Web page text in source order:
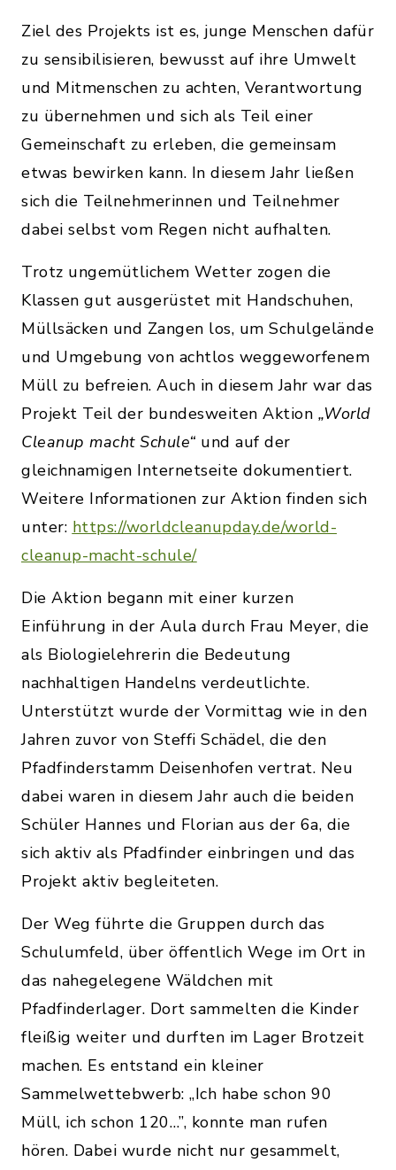
Ziel des Projekts ist es, junge Menschen dafür
zu sensibilisieren, bewusst auf ihre Umwelt
und Mitmenschen zu achten, Verantwortung
zu übernehmen und sich als Teil einer
Gemeinschaft zu erleben, die gemeinsam
etwas bewirken kann. In diesem Jahr ließen
sich die Teilnehmerinnen und Teilnehmer
dabei selbst vom Regen nicht aufhalten.
Trotz ungemütlichem Wetter zogen die
Klassen gut ausgerüstet mit Handschuhen,
Müllsäcken und Zangen los, um Schulgelände
und Umgebung von achtlos weggeworfenem
Müll zu befreien. Auch in diesem Jahr war das
Projekt Teil der bundesweiten Aktion „World
Cleanup macht Schule“ und auf der
gleichnamigen Internetseite dokumentiert.
Weitere Informationen zur Aktion finden sich
unter: https://worldcleanupday.de/world-
cleanup-macht-schule/
Die Aktion begann mit einer kurzen
Einführung in der Aula durch Frau Meyer, die
als Biologielehrerin die Bedeutung
nachhaltigen Handelns verdeutlichte.
Unterstützt wurde der Vormittag wie in den
Jahren zuvor von Steffi Schädel, die den
Pfadfinderstamm Deisenhofen vertrat. Neu
dabei waren in diesem Jahr auch die beiden
Schüler Hannes und Florian aus der 6a, die
sich aktiv als Pfadfinder einbringen und das
Projekt aktiv begleiteten.
Der Weg führte die Gruppen durch das
Schulumfeld, über öffentlich Wege im Ort in
das nahegelegene Wäldchen mit
Pfadfinderlager. Dort sammelten die Kinder
fleißig weiter und durften im Lager Brotzeit
machen. Es entstand ein kleiner
Sammelwettebwerb: „Ich habe schon 90
Müll, ich schon 120…”, konnte man rufen
hören. Dabei wurde nicht nur gesammelt,